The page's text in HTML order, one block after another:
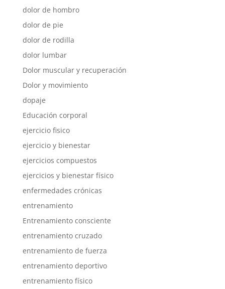
dolor de hombro
dolor de pie
dolor de rodilla
dolor lumbar
Dolor muscular y recuperación
Dolor y movimiento
dopaje
Educación corporal
ejercicio fisico
ejercicio y bienestar
ejercicios compuestos
ejercicios y bienestar físico
enfermedades crónicas
entrenamiento
Entrenamiento consciente
entrenamiento cruzado
entrenamiento de fuerza
entrenamiento deportivo
entrenamiento físico